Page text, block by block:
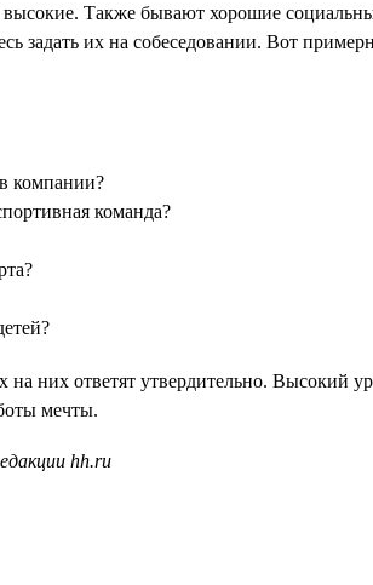
Также бывают хорошие
задать их на собеседовании. Вот
компании?
команда?
них ответят утвердительно. Высокий
мечты.
hh.ru